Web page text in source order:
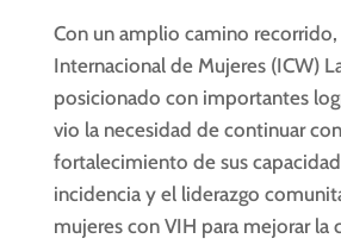
Con un amplio camino
Internacional de Mujeres (ICW)
posicionado con importantes
vio la necesidad de continuar
fortalecimiento de sus
incidencia y el liderazgo
mujeres con VIH para mejorar la